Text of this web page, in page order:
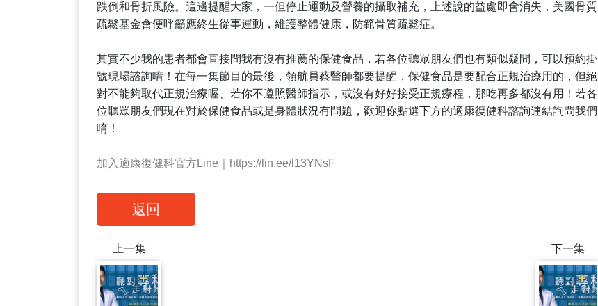
跌倒和骨折風險。這邊提醒大家，一但停止運動及營養的攝取補充，上述說的益處即會消失，美國骨質
疏鬆基金會便呼籲應終生從事運動，維護整體健康，防範骨質疏鬆症。
其實不少我的患者都會直接問我有沒有推薦的保健食品，若各位聽眾朋友們也有類似疑問，可以預約掛
號現場諮詢唷！在每一集節目的最後，領航員蔡醫師都要提醒，保健食品是要配合正規治療用的，但絕
對不能夠取代正規治療喔、若你不遵照醫師指示，或沒有好好接受正規療程，那吃再多都沒有用！若各
位聽眾朋友們現在對於保健食品或是身體狀況有問題，歡迎你點選下方的適康復健科諮詢連結詢問我們
唷！
加入適康復健科官方Line｜https://lin.ee/l13YNsF
返回
上一集 下一集